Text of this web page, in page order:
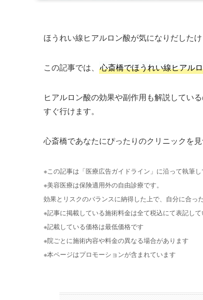
ほうれい線ヒアルロン酸が気になりだした
この記事では、 心斎橋でほうれい線ヒアル
ヒアルロン酸の効果や副作用も解説してい
すぐ行けます。
心斎橋であなたにぴったりのクリニックを見
※この記事は「医療広告ガイドライン」に沿って執筆し
※美容医療は保険適用外の自由診療です。
効果とリスクのバランスに納得した上で、自分に合っ
※記事に掲載している施術料金は全て税込にて表記して
※記載している価格は最低価格です
※院ごとに施術内容や料金の異なる場合があります
※本ページはプロモーションが含まれています